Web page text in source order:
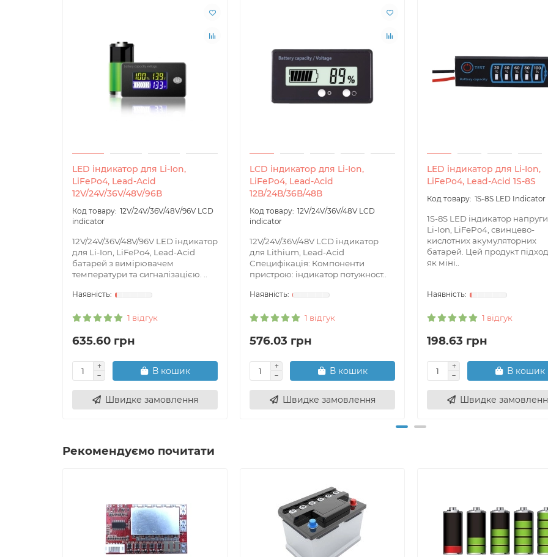
LED індикатор для Li-Ion,
LiFePo4, Lead-Acid
12V/24V/36V/48V/96В
12V/24V/36V/48V/96V LCD
indicator
12V/24V/36V/48V/96V LED індикатор
для Li-Ion, LiFePo4, Lead-Acid
батарей з вимірювачем
температури та сигналізацією. ..
1 відгук
635.60 грн
В кошик
Швидке замовлення
LCD індикатор для Li-Ion,
LiFePo4, Lead-Acid
12В/24В/36В/48В
12V/24V/36V/48V LCD
indicator
12V/24V/36V/48V LCD індикатор
для Lithium, Lead-Acid
Специфікація: Компоненти
пристрою: індикатор потужност..
1 відгук
576.03 грн
В кошик
Швидке замовлення
LED індикатор для Li-Ion,
LiFePo4, Lead-Acid 1S-8S
1S-8S LED Indicator
1S-8S LED індикатор
Li-Ion, LiFePo4, свинцево-
кислотних акумуляторних
батарей. Цей продукт
як міні..
1 відгук
198.63 грн
В кошик
Швидке
Рекомендуємо почитати